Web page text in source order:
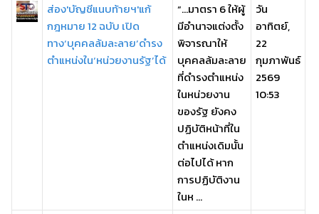
ส่อง'บัญชีแนบท้ายฯ'แก้
กฎหมาย 12 ฉบับ เปิด
ทาง‘บุคคลล้มละลาย’ดำรง
ตำแหน่งใน‘หน่วยงานรัฐ’ได้
“…มาตรา 6 ให้ผู้
มีอำนาจแต่งตั้ง
พิจารณาให้
บุคคลล้มละลาย
ที่ดำรงตำแหน่ง
ในหน่วยงาน
ของรัฐ ยังคง
ปฏิบัติหน้าที่ใน
ตำแหน่งเดิมนั้น
ต่อไปได้ หาก
การปฏิบัติงาน
ในห ...
วัน
อาทิตย์,
22
กุมภาพันธ์
2569
10:53